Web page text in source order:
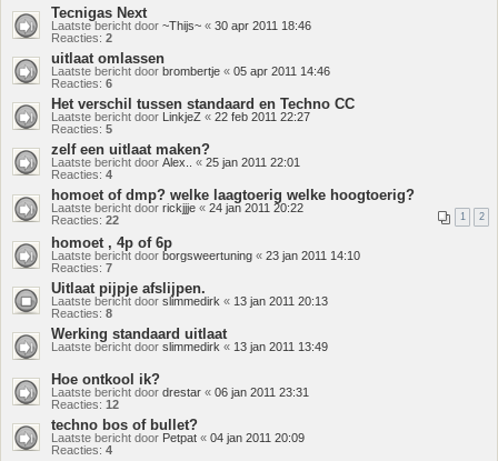
Tecnigas Next
Laatste bericht door ~Thijs~ « 30 apr 2011 18:46
Reacties: 2
uitlaat omlassen
Laatste bericht door brombertje « 05 apr 2011 14:46
Reacties: 6
Het verschil tussen standaard en Techno CC
Laatste bericht door LinkjeZ « 22 feb 2011 22:27
Reacties: 5
zelf een uitlaat maken?
Laatste bericht door Alex.. « 25 jan 2011 22:01
Reacties: 4
homoet of dmp? welke laagtoerig welke hoogtoerig?
Laatste bericht door rickjjje « 24 jan 2011 20:22
Reacties: 22 1 2
homoet , 4p of 6p
Laatste bericht door borgsweertuning « 23 jan 2011 14:10
Reacties: 7
Uitlaat pijpje afslijpen.
Laatste bericht door slimmedirk « 13 jan 2011 20:13
Reacties: 8
Werking standaard uitlaat
Laatste bericht door slimmedirk « 13 jan 2011 13:49
Hoe ontkool ik?
Laatste bericht door drestar « 06 jan 2011 23:31
Reacties: 12
techno bos of bullet?
Laatste bericht door Petpat « 04 jan 2011 20:09
Reacties: 4